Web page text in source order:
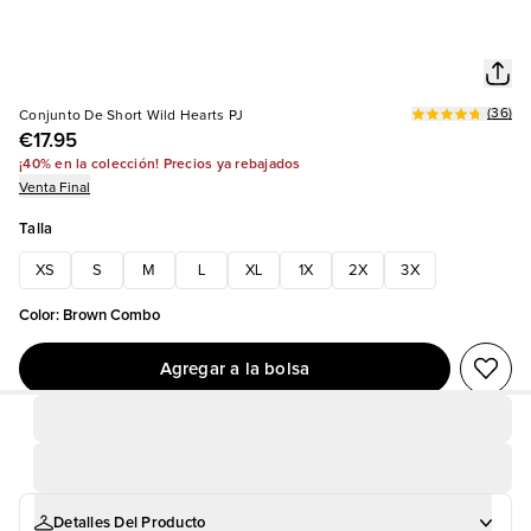
Conjunto De Short Wild Hearts PJ
€17.95
(36)
¡40% en la colección! Precios ya rebajados
Venta Final
Talla
XS S M XL 1X 2X 3X
Color: Brown Combo
Agregar a la bolsa
Detalles Del Producto